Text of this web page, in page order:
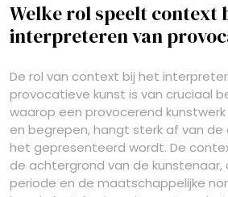
Welke rol speelt context
interpreteren van
De rol van context bij het
provocatieve kunst is van cruciaal
waarop een provocerend
en begrepen, hangt sterk af van de
het gepresenteerd wordt. De
de achtergrond van de kunstenaar,
periode en de maatschappelijke